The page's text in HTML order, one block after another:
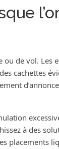
de vol. Les
cachettes
à des
placements